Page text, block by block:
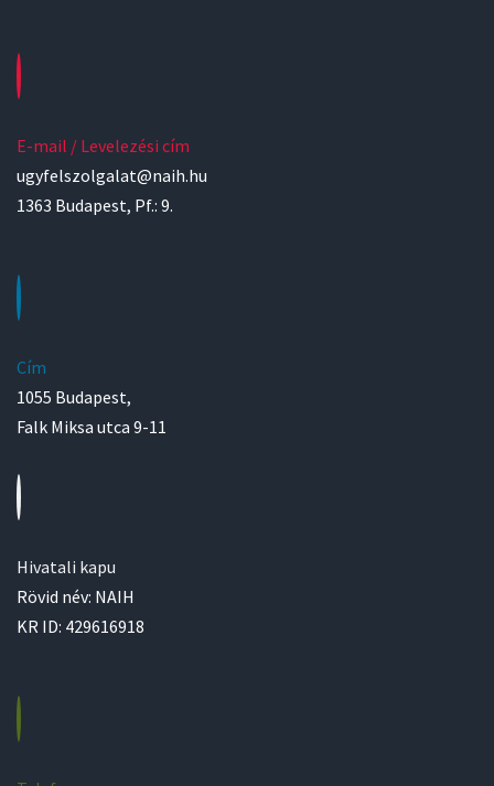
E-mail / Levelezési cím
ugyfelszolgalat@naih.hu
1363 Budapest, Pf.: 9.
Cím
1055 Budapest,
Falk Miksa utca 9-11
Hivatali kapu
Rövid név: NAIH
KR ID: 429616918